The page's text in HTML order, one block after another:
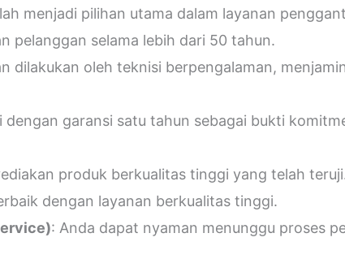
menjadi pilihan utama dalam layanan
pelanggan selama lebih dari 50 tahun.
dilakukan oleh teknisi berpengalaman,
dengan garansi satu tahun sebagai bukti
produk berkualitas tinggi yang telah
dengan layanan berkualitas tinggi.
: Anda dapat nyaman menunggu proses